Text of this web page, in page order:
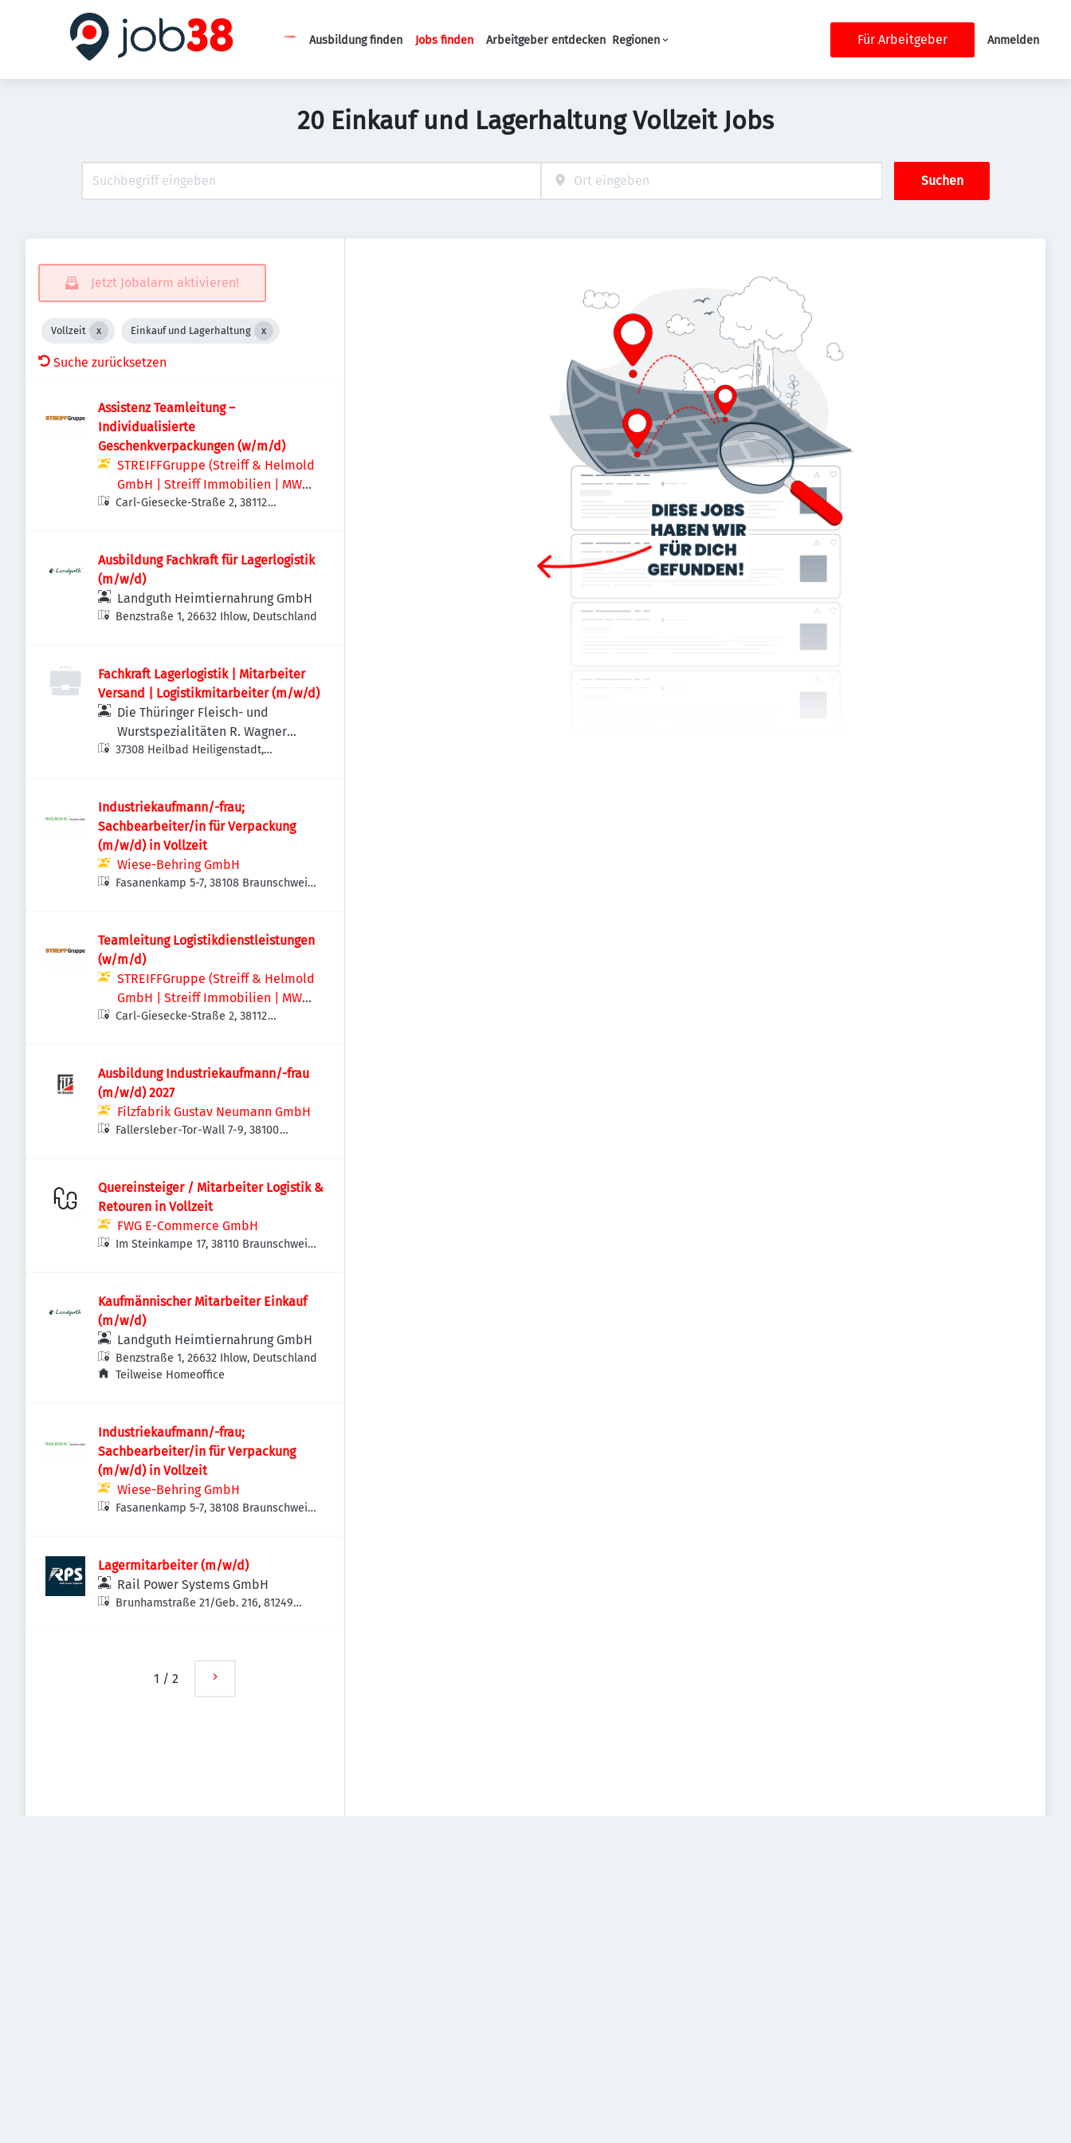
Haupt-Navigation
Ausbildung finden Jobs finden Arbeitgeber entdecken Regionen Für Arbeitgeber Anmelden
20 Einkauf und Lagerhaltung Vollzeit Jobs
Suchen
Jetzt Jobalarm aktivieren!
Vollzeit Einkauf und Lagerhaltung
Suche zurücksetzen
Assistenz Teamleitung –
Individualisierte
Geschenkverpackungen (w/m/d)
STREIFFGruppe (Streiff & Helmold
GmbH | Streiff Immobilien | MWS -
Mechanische Werkstatt Streiff
Carl-Giesecke-Straße 2, 38112
Ausbildung Fachkraft für Lagerlogistik
(m/w/d)
Landguth Heimtiernahrung GmbH
Benzstraße 1, 26632 Ihlow, Deutschland
Fachkraft Lagerlogistik | Mitarbeiter
Versand | Logistikmitarbeiter (m/w/d)
Die Thüringer Fleisch- und
Wurstspezialitäten R. Wagner
GmbH
37308 Heilbad Heiligenstadt,
Industriekaufmann/-frau;
Sachbearbeiter/in für Verpackung
(m/w/d) in Vollzeit
Wiese-Behring GmbH
Fasanenkamp 5-7, 38108 Braunschweig,
Teamleitung Logistikdienstleistungen
(w/m/d)
STREIFFGruppe (Streiff & Helmold
GmbH | Streiff Immobilien | MWS -
Mechanische Werkstatt Streiff
Carl-Giesecke-Straße 2, 38112
Ausbildung Industriekaufmann/-frau
(m/w/d) 2027
Filzfabrik Gustav Neumann GmbH
Fallersleber-Tor-Wall 7-9, 38100
Quereinsteiger / Mitarbeiter Logistik &
Retouren in Vollzeit
FWG E-Commerce GmbH
Im Steinkampe 17, 38110 Braunschweig,
Kaufmännischer Mitarbeiter Einkauf
(m/w/d)
Landguth Heimtiernahrung GmbH
Benzstraße 1, 26632 Ihlow, Deutschland
Teilweise Homeoffice
Industriekaufmann/-frau;
Sachbearbeiter/in für Verpackung
(m/w/d) in Vollzeit
Wiese-Behring GmbH
Fasanenkamp 5-7, 38108 Braunschweig,
Lagermitarbeiter (m/w/d)
Rail Power Systems GmbH
Brunhamstraße 21/Geb. 216, 81249
1 / 2